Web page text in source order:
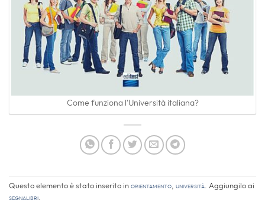
Come funziona l'Università italiana?
Questo elemento è stato inserito in Orientamento, Università. Aggiungilo ai
segnalibri.